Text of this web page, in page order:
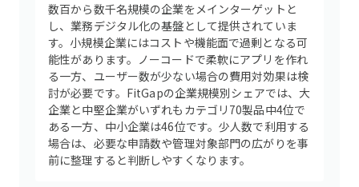
数百から数千名規模の企業をメインターゲットと
し、業務デジタル化の基盤として提供されていま
す。小規模企業にはコストや機能面で過剰となる可
能性があります。ノーコードで柔軟にアプリを作れ
る一方、ユーザー数が少ない場合の費用対効果は検
討が必要です。FitGapの企業規模別シェアでは、大
企業と中堅企業がいずれもカテゴリ70製品中4位で
ある一方、中小企業は46位です。少人数で利用する
場合は、必要な申請数や管理対象部門の広がりを事
前に整理すると判断しやすくなります。